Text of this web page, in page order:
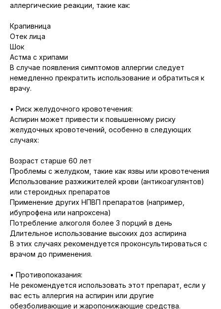
аллергические реакции, такие как:
Крапивница
Отек лица
Шок
Астма с хрипами
В случае появления симптомов аллергии следует
немедленно прекратить использование и обратиться к
врачу.
• Риск желудочного кровотечения:
Аспирин может привести к повышенному риску
желудочных кровотечений, особенно в следующих
случаях:
Возраст старше 60 лет
Проблемы с желудком, такие как язвы или кровотечения
Использование разжижителей крови (антикоагулянтов)
или стероидных препаратов
Применение других НПВП препаратов (например,
ибупрофена или напроксена)
Потребление алкоголя более 3 порций в день
Длительное использование высоких доз аспирина
В этих случаях рекомендуется проконсультироваться с
врачом до применения.
• Противопоказания:
Не рекомендуется использовать этот препарат, если у
вас есть аллергия на аспирин или другие
обезболивающие и жаропонижающие средства.